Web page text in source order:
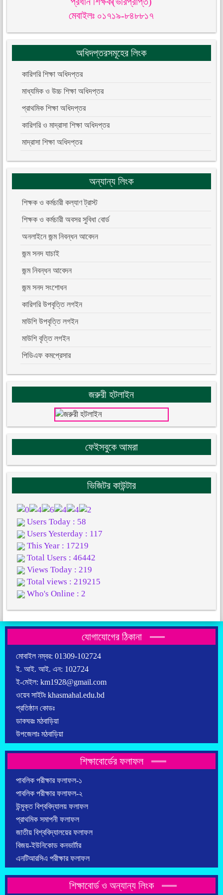
মেবাইলঃ ০১৭১৯-৮৪৮৮১৭
অধিদপ্তরসমূহের লিংক
কারিগরি শিক্ষা অধিদপ্তর
মাধ্যমিক ও উচ্চ শিক্ষা অধিদপ্তর
প্রাথমিক শিক্ষা অধিদপ্তর
কারিগরি ও মাদ্রাসা শিক্ষা অধিদপ্তর
মাদ্রাসা শিক্ষা অধিদপ্তর
অন্যান্য লিংক
শিক্ষক ও কর্মচারী কল্যাণ ট্রাস্ট
শিক্ষক ও কর্মচারী অবসর সুবিধা বোর্ড
অনলাইনে জন্ম নিবন্ধন আবেদন
জন্ম সনদ যাচাই
জন্ম নিবন্ধন আবেদন
জন্ম সনদ সংশোধন
কারিগরি উপবৃত্তি লগইন
মাউশি উপবৃত্তি লগইন
মাউশি বৃত্তি লগইন
পিডিএফ কমপ্রেসার
জরুরী হটলাইন
ফেইসবুকে আমরা
ভিজিটর কাউন্টার
Users Today : 58
Users Yesterday : 117
This Year : 17219
Total Users : 46442
Views Today : 219
Total views : 219215
Who's Online : 2
যোগাযোগের ঠিকানা
মোবাইল নম্বর: 01309-102724
ই. আই. আই. এন: 102724
ই-মেইল: km1928@gmail.com
ওয়েব সাইটঃ khasmahal.edu.bd
প্রতিষ্ঠান কোডঃ
ডাকঘরঃ মঠবাড়িয়া
উপজেলাঃ মঠবাড়িয়া
শিক্ষাবোর্ডের ফলাফল
পাবলিক পরীক্ষার ফলাফল-১
পাবলিক পরীক্ষার ফলাফল-২
উন্মুক্ত বিশ্ববিদ্যালয় ফলাফল
প্রাথমিক সমাপনী ফলাফল
জাতীয় বিশ্ববিদ্যালয়ের ফলাফল
বিজয়-ইউনিকোড কনভার্টার
এনটিআরসিএ পরীক্ষার ফলাফল
শিক্ষাবোর্ড ও অন্যান্য লিংক